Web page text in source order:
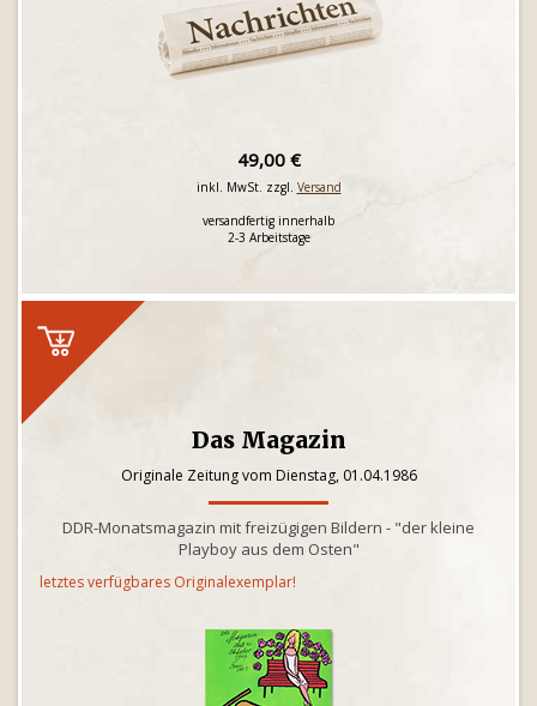
49,00 €
inkl. MwSt. zzgl. Versand
versandfertig innerhalb
2-3 Arbeitstage
Das Magazin
Originale Zeitung vom Dienstag, 01.04.1986
DDR-Monatsmagazin mit freizügigen Bildern - "der kleine
Playboy aus dem Osten"
letztes verfügbares Originalexemplar!